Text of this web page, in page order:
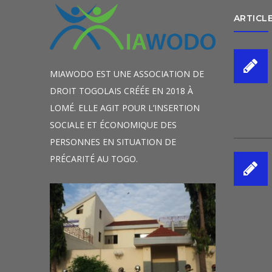
MIAWODO EST UNE ASSOCIATION DE
DROIT TOGOLAIS CRÉÉE EN 2018 À
LOMÉ. ELLE AGIT POUR L’INSERTION
SOCIALE ET ÉCONOMIQUE DES
PERSONNES EN SITUATION DE
PRÉCARITÉ AU TOGO.